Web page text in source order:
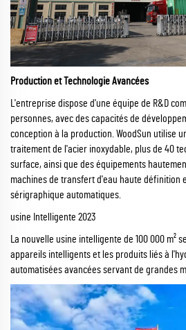
Production et Technologie Avancées
L'entreprise dispose d'une équipe de R&D
personnes, avec des capacités de
conception à la production. WoodSun utilise
traitement de l'acier inoxydable, plus de 40
surface, ainsi que des équipements
machines de transfert d'eau haute définition
sérigraphique automatiques.
usine Intelligente 2023
La nouvelle usine intelligente de 100 000 m²
appareils intelligents et les produits liés à
automatisées avancées servant de grandes